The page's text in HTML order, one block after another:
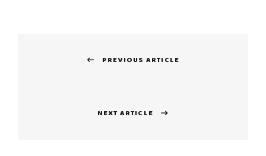
PREVIOUS ARTICLE
NEXT ARTICLE